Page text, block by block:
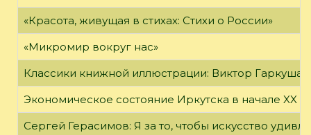
«Красота, живущая в стихах: Стихи о России»
«Микромир вокруг нас»
Классики книжной иллюстрации: Виктор Гаркуша
Экономическое состояние Иркутска в начале XX
Сергей Герасимов: Я за то, чтобы искусство